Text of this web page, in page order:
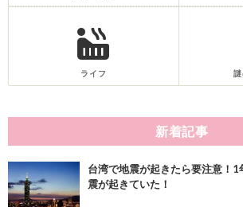
ライフ
新着記事
台湾で地震が起きたら要注意！
震が起きていた！